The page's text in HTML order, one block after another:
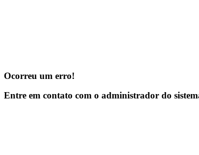
Ocorreu um erro!
Entre em contato com o administrador do